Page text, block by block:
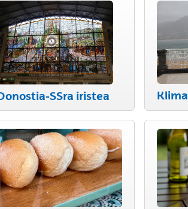
/ ausblenden
/ ausblenden
/ ausblenden
SSra iristea Klima